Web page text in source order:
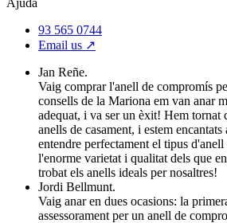
93 565 0744
Email us ↗︎
Jan Reñe.
Vaig comprar l'anell de compromís
consells de la Mariona em van anar
adequat, i va ser un èxit! Hem tornat
anells de casament, i estem
entendre perfectament el tipus
l'enorme varietat i qualitat dels que
trobat els anells ideals per nosaltres!
Jordi Bellmunt.
Vaig anar en dues ocasions: la
assessorament per un anell de